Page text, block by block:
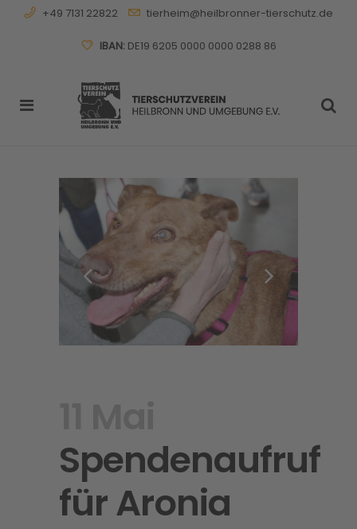
+49 7131 22822 tierheim@heilbronner-tierschutz.de
IBAN:DE19 6205 0000 0000 0288 86
Spendenaufruf
für Aronia